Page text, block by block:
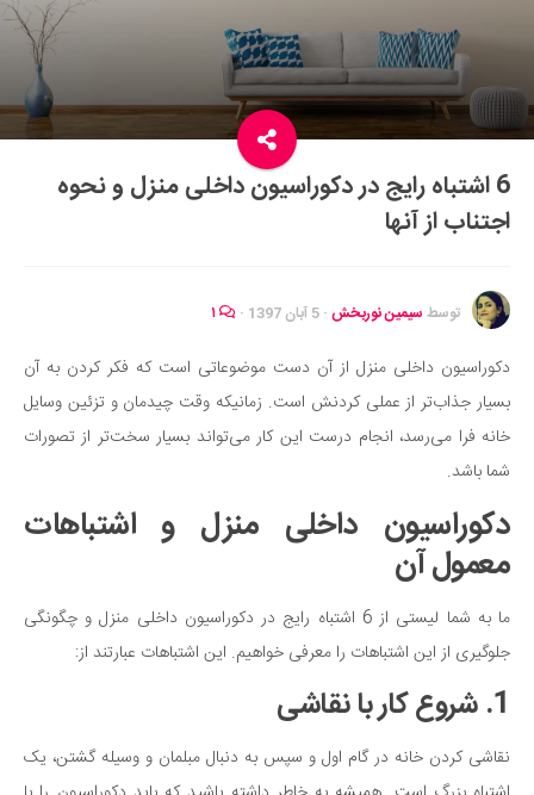
غذا
رستوران گردی
آشپزی
سفر و گردشگری
ایران گردی
جهان گردی
موفقیت و مهارت‌های فردی
تغذیه سالم
بهداشت
بیماری و درمان
کودک و مادر
ورزش و تندرستی
روانشناسی
مراکز پزشکی و دارویی
فرهنگ و هنر
سینما و تئاتر
تلویزیون
6 اشتباه رایج در دکوراسیون داخلی منزل و نحوه
اجتناب از آنها
توسط سیمین نوربخش · 5 آبان 1397 ·
دکوراسیون داخلی منزل از آن دست موضوعاتی است که فکر کردن به آن
بسیار جذاب‌تر از عملی کردنش است. زمانیکه وقت چیدمان و تزئین وسایل
خانه فرا می‌رسد، انجام درست این کار می‌تواند بسیار سخت‌تر از تصورات
شما باشد.
دکوراسیون داخلی منزل و اشتباهات
معمول آن
ما به شما لیستی از 6 اشتباه رایج در دکوراسیون داخلی منزل و چگونگی
جلوگیری از این اشتباهات را معرفی خواهیم. این اشتباهات عبارتند از:
1. شروع کار با نقاشی
نقاشی کردن خانه در گام اول و سپس به دنبال مبلمان و وسیله گشتن، یک